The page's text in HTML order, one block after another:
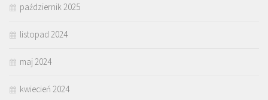
październik 2025
listopad 2024
maj 2024
kwiecień 2024